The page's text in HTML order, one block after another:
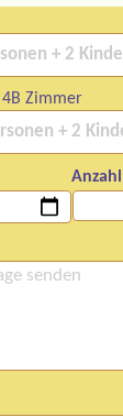
4B Zimmer